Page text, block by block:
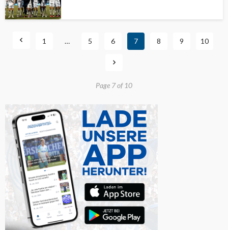
1 … 5 6 7 8 9 10
Page 7 of 10